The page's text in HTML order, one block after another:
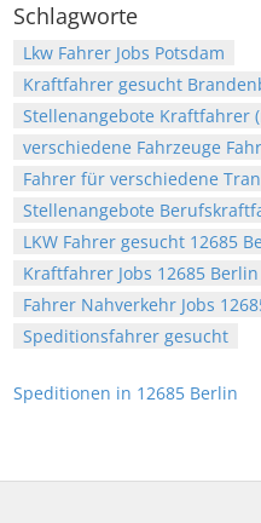
Schlagworte
Lkw Fahrer Jobs Potsdam
Kraftfahrer gesucht
Stellenangebote Kraftfahrer
verschiedene Fahrzeuge
Fahrer für verschiedene
Stellenangebote
LKW Fahrer gesucht 12685
Kraftfahrer Jobs 12685 Berlin
Fahrer Nahverkehr Jobs
Speditionsfahrer gesucht
Speditionen in 12685 Berlin